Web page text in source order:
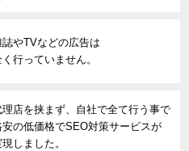
誌やTVなどの広告は
行っていません。
理店を挟まず、自社で全て行う事で
安の低価格でSEO対策サービスが
しました。